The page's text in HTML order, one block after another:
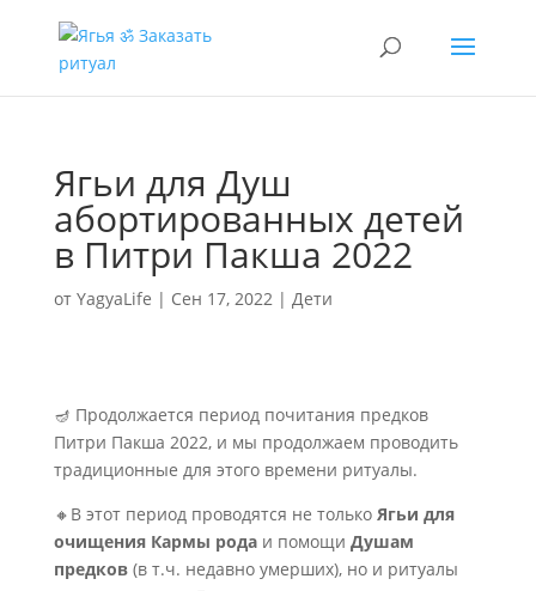
Ягьи для Душ
абортированных детей
в Питри Пакша 2022
от YagyaLife | Сен 17, 2022| Дети
🪔 Продолжается период почитания предков
Питри Пакша 2022, и мы продолжаем проводить
традиционные для этого времени ритуалы.
🔸В этот период проводятся не только Ягьи для
очищения Кармы родаи помощи Душам
предков(в т.ч. недавно умерших), но и ритуалы